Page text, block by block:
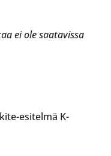
ei ole saatavissa
esitelmä K-